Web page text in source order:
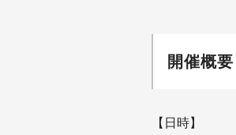
開催概要
【日時】